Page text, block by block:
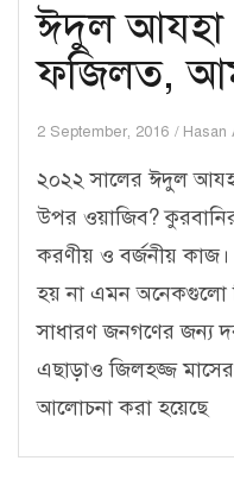
ঈদুল আযহা
ফজিলত,
2 September, 2016 Hasan
২০২২ সালের ঈদুল
উপর ওয়াজিব?
করণীয় ও বর্জনীয়
হয় না এমন অনেকগুলো
সাধারণ জনগণের জন্য
এছাড়াও জিলহজ্জ
আলোচনা করা হয়েছে